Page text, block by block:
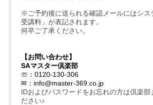
※ご予約後に送られる確認メールにはシス
受講料」が表記されます。
何卒ご了承ください。
【お問い合わせ】
SAマスター倶楽部
☏：0120-130-306
✉： info@master-369.co.jp
IDおよびパスワードをお忘れの方は倶楽部
ださい♪